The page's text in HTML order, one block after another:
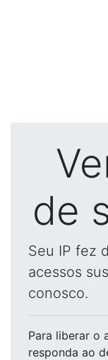
de
Seu IP fez
acessos
conosco.
Para liberar o
responda ao